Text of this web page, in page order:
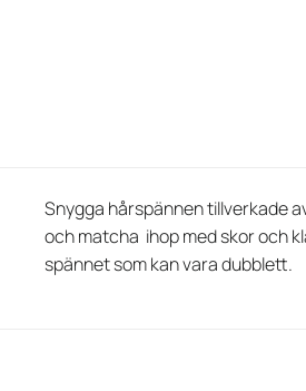
Snygga hårspännen tillverkade
och matcha ihop med skor och
spännet som kan vara dubblett.